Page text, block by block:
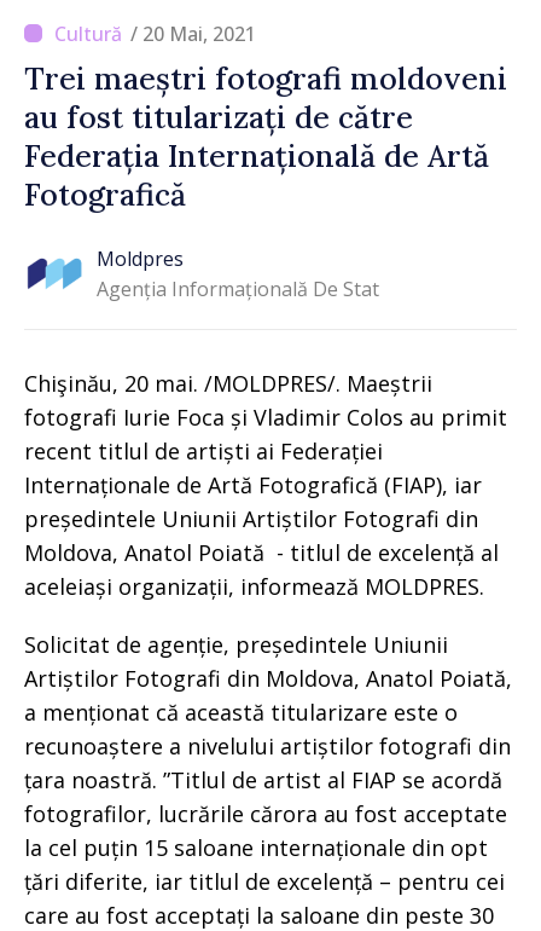
/ 20 Mai, 2021
Trei maeștri fotografi moldoveni
au fost titularizați de către
Federația Internațională de Artă
Fotografică
Moldpres
Agenția Informațională De Stat
Chişinău, 20 mai. /MOLDPRES/. Maeștrii
fotografi Iurie Foca și Vladimir Colos au primit
recent titlul de artiști ai Federației
Internaționale de Artă Fotografică (FIAP), iar
președintele Uniunii Artiștilor Fotografi din
Moldova, Anatol Poiată - titlul de excelență al
aceleiași organizații, informează MOLDPRES.
Solicitat de agenție, președintele Uniunii
Artiștilor Fotografi din Moldova, Anatol Poiată,
a menționat că această titularizare este o
recunoaștere a nivelului artiștilor fotografi din
țara noastră. ”Titlul de artist al FIAP se acordă
fotografilor, lucrările cărora au fost acceptate
la cel puțin 15 saloane internaționale din opt
țări diferite, iar titlul de excelență – pentru cei
care au fost acceptați la saloane din peste 30